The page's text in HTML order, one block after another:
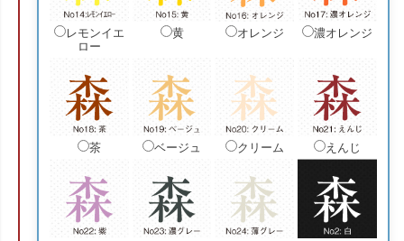
レモンイエ
ロー
黄 オレンジ 濃オレンジ
茶 ベージュ クリーム えんじ